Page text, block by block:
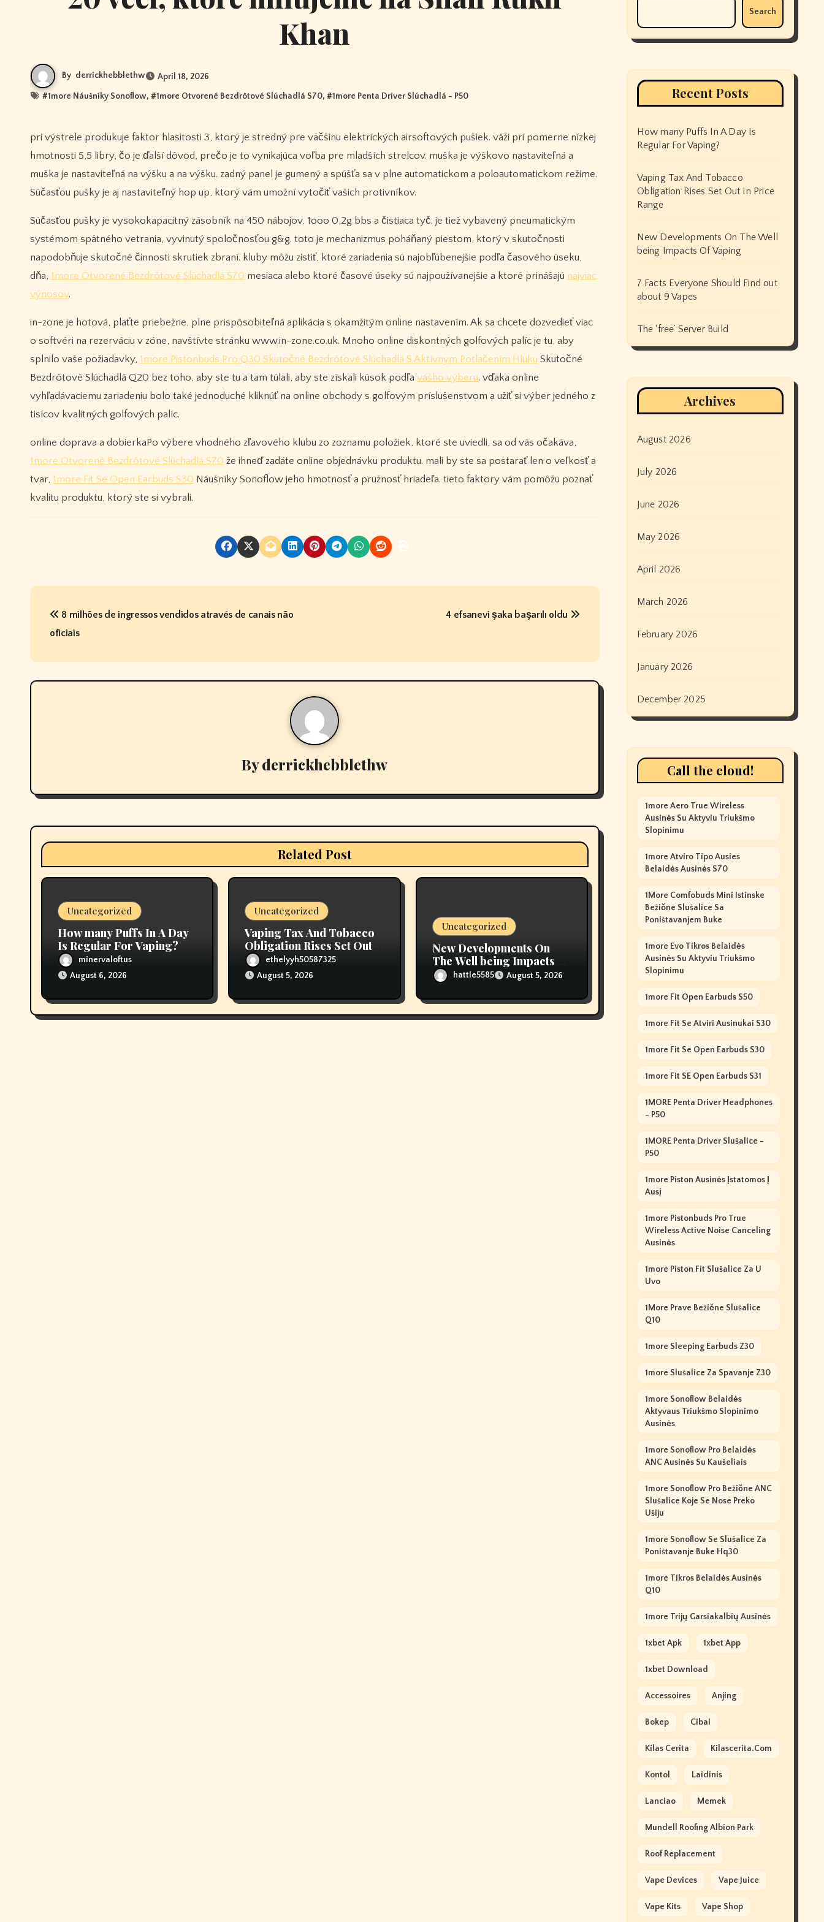
Khan
By derrickhebblethw April 18, 2026
#1more Náušníky Sonoflow, #1more Otvorené Bezdrôtové Slúchadlá S70, #1more Penta Driver Slúchadlá - P50
pri výstrele produkuje faktor hlasitosti 3, ktorý je stredný pre väčšinu elektrických airsoftových pušiek. váži pri pomerne nízkej
hmotnosti 5,5 libry, čo je ďalší dôvod, prečo je to vynikajúca voľba pre mladších strelcov. muška je výškovo nastaviteľná a
muška je nastaviteľná na výšku a na výšku. zadný panel je gumený a spúšťa sa v plne automatickom a poloautomatickom režime.
Súčasťou pušky je aj nastaviteľný hop up, ktorý vám umožní vytočiť vašich protivníkov.
Súčasťou pušky je vysokokapacitný zásobník na 450 nábojov, 1ooo 0,2g bbs a čistiaca tyč. je tiež vybavený pneumatickým
systémom spätného vetrania, vyvinutý spoločnosťou g&g. toto je mechanizmus poháňaný piestom, ktorý v skutočnosti
napodobňuje skutočné činnosti skrutiek zbraní. kluby môžu zistiť, ktoré zariadenia sú najobľúbenejšie podľa časového úseku,
dňa, 1more Otvorené Bezdrôtové Slúchadlá S70 mesiaca alebo ktoré časové úseky sú najpoužívanejšie a ktoré prinášajú najviac
výnosov.
in-zone je hotová, plaťte priebežne, plne prispôsobiteľná aplikácia s okamžitým online nastavením. Ak sa chcete dozvedieť viac
o softvéri na rezerváciu v zóne, navštívte stránku www.in-zone.co.uk. Mnoho online diskontných golfových palíc je tu, aby
splnilo vaše požiadavky, 1more Pistonbuds Pro Q30 Skutočné Bezdrôtové Slúchadlá S Aktívnym Potlačením Hluku Skutočné
Bezdrôtové Slúchadlá Q20 bez toho, aby ste tu a tam túlali, aby ste získali kúsok podľa vášho výberu. vďaka online
vyhľadávaciemu zariadeniu bolo také jednoduché kliknúť na online obchody s golfovým príslušenstvom a užiť si výber jedného z
tisícov kvalitných golfových palíc.
online doprava a dobierkaPo výbere vhodného zľavového klubu zo zoznamu položiek, ktoré ste uviedli, sa od vás očakáva,
1more Otvorené Bezdrôtové Slúchadlá S70 že ihneď zadáte online objednávku produktu. mali by ste sa postarať len o veľkosť a
tvar, 1more Fit Se Open Earbuds S30 Náušníky Sonoflow jeho hmotnosť a pružnosť hriadeľa. tieto faktory vám pomôžu poznať
kvalitu produktu, ktorý ste si vybrali.
P
t
g
a
8 milhões de ingressos vendidos através de canais não
oficiais
4 efsanevi şaka başarılı oldu
Byderrickhebblethw
Related Post
Uncategorized
How many Puffs In A Day
Is Regular For Vaping?
minervaloftus
August 6, 2026
Uncategorized
Vaping Tax And Tobacco
Obligation Rises Set Out
In Price Range
ethelyyh50587325
August 5, 2026
Uncategorized
New Developments On
The Well being Impacts Of
Vapinghattie5585 August 5, 2026
Search
Recent Posts
How many Puffs In A Day Is
Regular For Vaping?
Vaping Tax And Tobacco
Obligation Rises Set Out In Price
Range
New Developments On The Well
being Impacts Of Vaping
7 Facts Everyone Should Find out
about 9 Vapes
The ‘free’ Server Build
Archives
August 2026
July 2026
June 2026
May 2026
April 2026
March 2026
February 2026
January 2026
December 2025
Call the cloud!
1more Aero True Wireless
Ausinės Su Aktyviu Triukšmo
Slopinimu
1more Atviro Tipo Ausies
Belaidės Ausinės S70
1More Comfobuds Mini Istinske
Bežične Slušalice Sa
Poništavanjem Buke
1more Evo Tikros Belaidės
Ausinės Su Aktyviu Triukšmo
Slopinimu
1more Fit Open Earbuds S50
1more Fit Se Atviri Ausinukai S30
1more Fit Se Open Earbuds S30
1more Fit SE Open Earbuds S31
1MORE Penta Driver Headphones
- P50
1MORE Penta Driver Slušalice -
P50
1more Piston Ausinės Įstatomos Į
Ausį
1more Pistonbuds Pro True
Wireless Active Noise Canceling
Ausinės
1more Piston Fit Slušalice Za U
Uvo
1More Prave Bežične Slušalice
Q10
1more Sleeping Earbuds Z30
1more Slušalice Za Spavanje Z30
1more Sonoflow Belaidės
Aktyvaus Triukšmo Slopinimo
Ausinės
1more Sonoflow Pro Belaidės
ANC Ausinės Su Kaušeliais
1more Sonoflow Pro Bežične ANC
Slušalice Koje Se Nose Preko
Ušiju
1more Sonoflow Se Slušalice Za
Poništavanje Buke Hq30
1more Tikros Belaidės Ausinės
Q10
1more Trijų Garsiakalbių Ausinės
1xbet Apk 1xbet App
1xbet Download
Accessoires Anjing
Bokep Cibai
Kilas Cerita Kilascerita.com
Kontol Laidinis
Lanciao Memek
Mundell Roofing Albion Park
Roof Replacement
Vape Devices Vape Juice
Vape Kits Vape Shop